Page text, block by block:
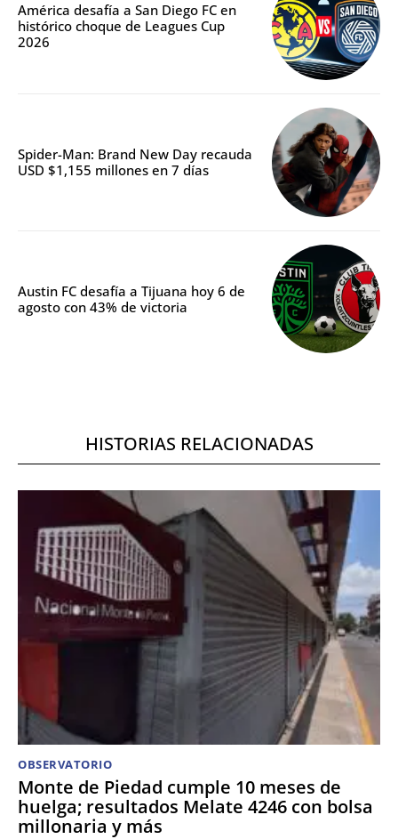
América desafía a San Diego FC en
histórico choque de Leagues Cup
2026
Spider-Man: Brand New Day recauda
USD $1,155 millones en 7 días
Austin FC desafía a Tijuana hoy 6 de
agosto con 43% de victoria
HISTORIAS RELACIONADAS
OBSERVATORIO
Monte de Piedad cumple 10 meses de
huelga; resultados Melate 4246 con bolsa
millonaria y más